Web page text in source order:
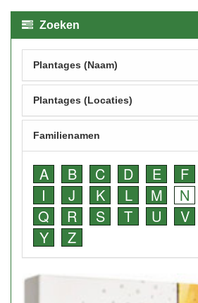
Zoeken
Plantages (Naam)
Plantages (Locaties)
Familienamen
A B C D E F
I
J K L M N
Q
R S T U V
Y
Z